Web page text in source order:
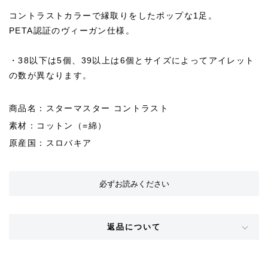
コントラストカラーで縁取りをしたポップな1足。
PETA認証のヴィーガン仕様。
・38以下は5個、39以上は6個とサイズによってアイレット
の数が異なります。
商品名：スターマスター コントラスト
素材：コットン（=綿）
原産国：スロバキア
必ずお読みください
返品について